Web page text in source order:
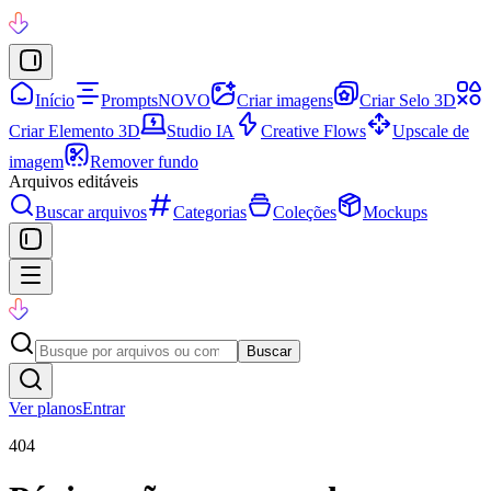
Início PromptsNOVO Criar imagens
Criar Selo 3D
Criar Elemento 3D
Studio IA Creative Flows
Upscale de
imagem
Remover fundo
Arquivos editáveis
Buscar arquivos
Categorias Coleções Mockups
Buscar
Ver planosEntrar
404